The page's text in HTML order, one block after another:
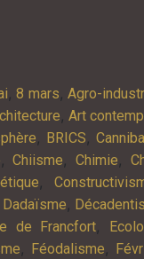
, 8 mars, Agro-
, Art
, BRICS,
,Chiisme, Chimie,
,
Dadaïsme,
de Francfort,
, Féodalisme,